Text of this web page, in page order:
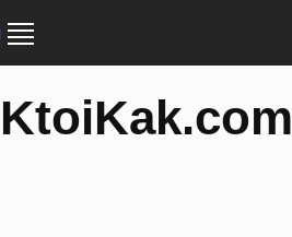
KtoiKak.com